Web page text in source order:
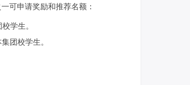
可申请奖励和推荐名额：
学生。
团校学生。